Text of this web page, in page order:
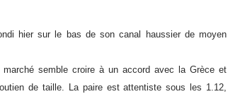
hier sur le bas de son canal haussier de moyen
semble croire à un accord avec la Grèce et
de taille. La paire est attentiste sous les 1.12,